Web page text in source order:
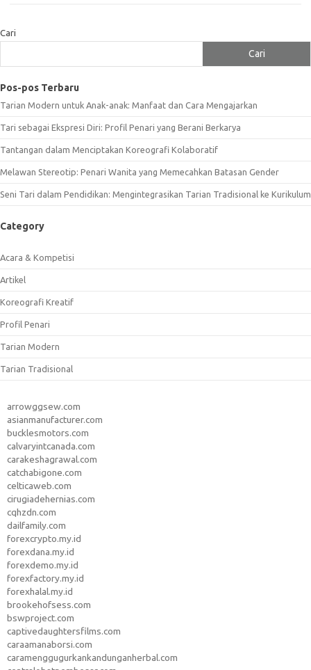
Cari
Cari
Pos-pos Terbaru
Tarian Modern untuk Anak-anak: Manfaat dan Cara Mengajarkan
Tari sebagai Ekspresi Diri: Profil Penari yang Berani Berkarya
Tantangan dalam Menciptakan Koreografi Kolaboratif
Melawan Stereotip: Penari Wanita yang Memecahkan Batasan Gender
Seni Tari dalam Pendidikan: Mengintegrasikan Tarian Tradisional ke Kurikulum
Category
Acara & Kompetisi
Artikel
Koreografi Kreatif
Profil Penari
Tarian Modern
Tarian Tradisional
arrowggsew.com
asianmanufacturer.com
bucklesmotors.com
calvaryintcanada.com
carakeshagrawal.com
catchabigone.com
celticaweb.com
cirugiadehernias.com
cqhzdn.com
dailfamily.com
forexcrypto.my.id
forexdana.my.id
forexdemo.my.id
forexfactory.my.id
forexhalal.my.id
brookehofsess.com
bswproject.com
captivedaughtersfilms.com
caraamanaborsi.com
caramenggugurkankandunganherbal.com